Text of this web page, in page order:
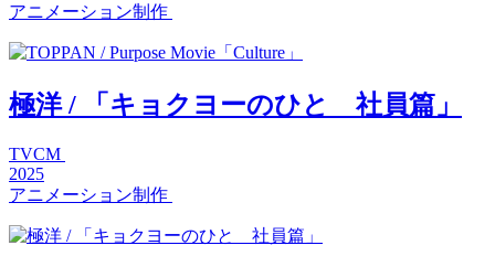
アニメーション制作
極洋 / 「キョクヨーのひと 社員篇」
TVCM
2025
アニメーション制作